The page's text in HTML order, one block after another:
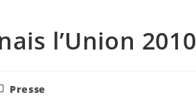
l’Union 2010
Presse